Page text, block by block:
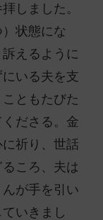
しました。
状態にな
えるように
いる夫を支
ともたびた
ださる。金
祈り、世話
ころ、夫は
が手を引い
いきまし